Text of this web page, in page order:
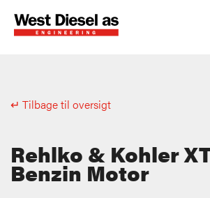
↵ Tilbage til oversigt
Rehlko & Kohler
Benzin Motor